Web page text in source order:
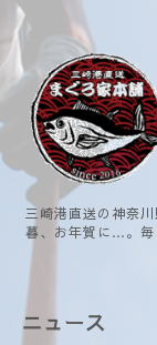
三崎港直送の神奈
暮、お年賀に…。
ニュース